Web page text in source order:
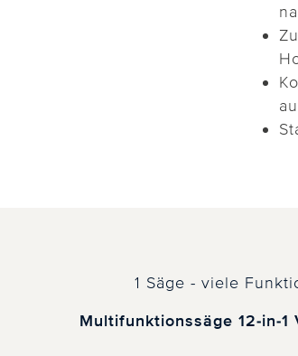
1 Säge - viele
Multifunktionssäge 12-in-1